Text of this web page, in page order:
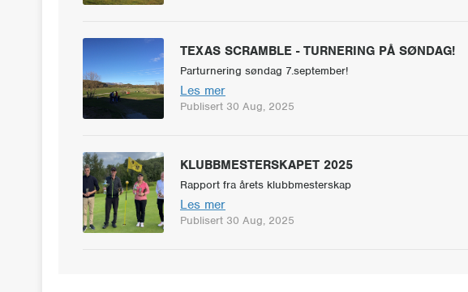
TEXAS SCRAMBLE - TURNERING PÅ SØNDAG!
Parturnering søndag 7.september!
Les mer
Publisert 30 Aug, 2025
KLUBBMESTERSKAPET 2025
Rapport fra årets klubbmesterskap
Les mer
Publisert 30 Aug, 2025